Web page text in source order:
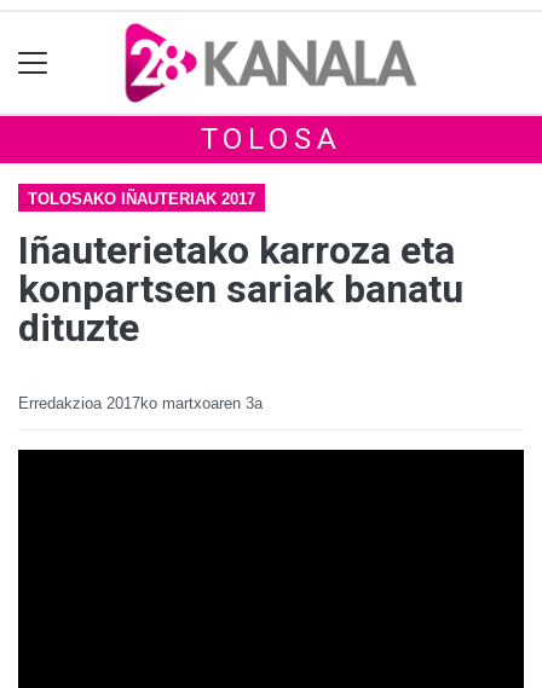
TOLOSA
TOLOSAKO IÑAUTERIAK 2017
Iñauterietako karroza eta
konpartsen sariak banatu
dituzte
Erredakzioa 2017ko martxoaren 3a